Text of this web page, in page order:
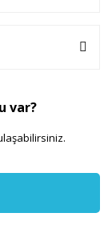
var?